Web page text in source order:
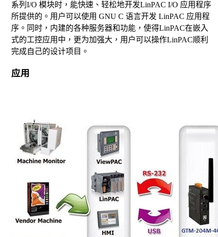
系列I/O 模块时，能快速、轻松地开发LinPAC I/O 应用程序
所提供的。用户可以使用 GNU C 语言开发 LinPAC 应用程
序。同时，内建的各种服务器和功能，使得LinPAC在嵌入
式的工控应用中，更为加强大，用户可以操作LinPAC顺利
完成自己的设计项目。
应用